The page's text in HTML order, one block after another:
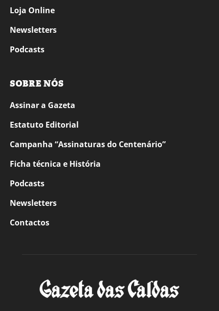
Loja Online
Newsletters
Podcasts
SOBRE NÓS
Assinar a Gazeta
Estatuto Editorial
Campanha “Assinaturas do Centenário”
Ficha técnica e História
Podcasts
Newsletters
Contactos